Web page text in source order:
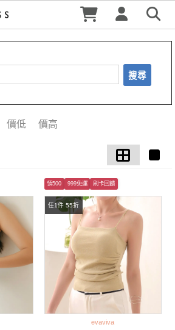
時裳韓風
搜尋
價低 價高
任1件 55折
領500 999免運 刷卡回饋
evaviva